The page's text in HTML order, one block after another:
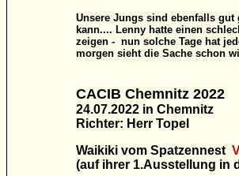
Unsere Jungs sind ebenfalls gut
kann.... Lenny hatte einen
zeigen - nun solche Tage hat
morgen sieht die Sache schon
CACIB Chemnitz 2022
24.07.2022 in Chemnitz
Richter: Herr Topel
Waikiki vom Spatzennest
(auf ihrer 1.Ausstellung in